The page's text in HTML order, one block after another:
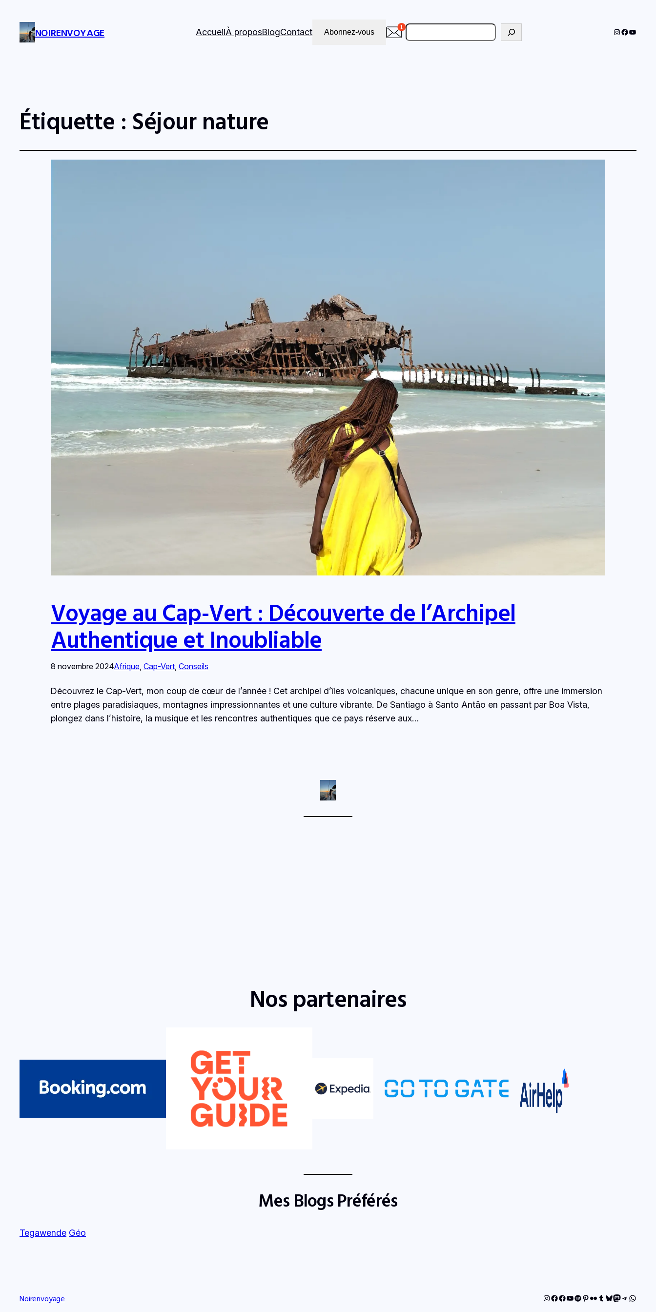
NOIRENVOYAGE AccueilÀ proposBlogContact Abonnez-vous Rechercher Instagram
Étiquette : Séjour nature
Voyage au Cap-Vert : Découverte de l’Archipel
Authentique et Inoubliable
8 novembre 2024Afrique, Cap-Vert, Conseils
Découvrez le Cap-Vert, mon coup de cœur de l’année ! Cet archipel d’îles volcaniques, chacune unique en son genre, offre une immersion
entre plages paradisiaques, montagnes impressionnantes et une culture vibrante. De Santiago à Santo Antão en passant par Boa Vista,
plongez dans l’histoire, la musique et les rencontres authentiques que ce pays réserve aux…
Nos partenaires
Mes Blogs Préférés
Tegawende Géo
Noirenvoyage Instagram
Facebook
Facebook
YouTube
Spotify
Pinterest
FlickrTumblr
Bluesky
Mastodon
Telegram